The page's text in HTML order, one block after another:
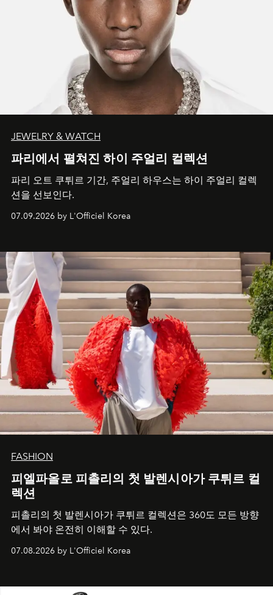
JEWELRY & WATCH
파리에서 펼쳐진 하이 주얼리 컬렉션
파리 오트 쿠튀르 기간, 주얼리 하우스는 하이 주얼리 컬렉
션을 선보인다.
07.09.2026 by L'Officiel Korea
FASHION
피엘파올로 피촐리의 첫 발렌시아가 쿠튀르 컬
렉션
피촐리의 첫 발렌시아가 쿠튀르 컬렉션은 360도 모든 방향
에서 봐야 온전히 이해할 수 있다.
07.08.2026 by L'Officiel Korea